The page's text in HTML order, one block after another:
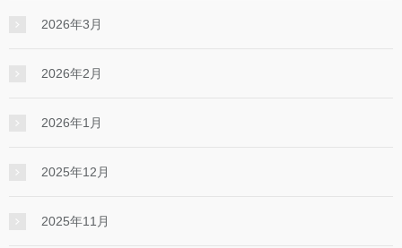
2026年3月
2026年2月
2026年1月
2025年12月
2025年11月